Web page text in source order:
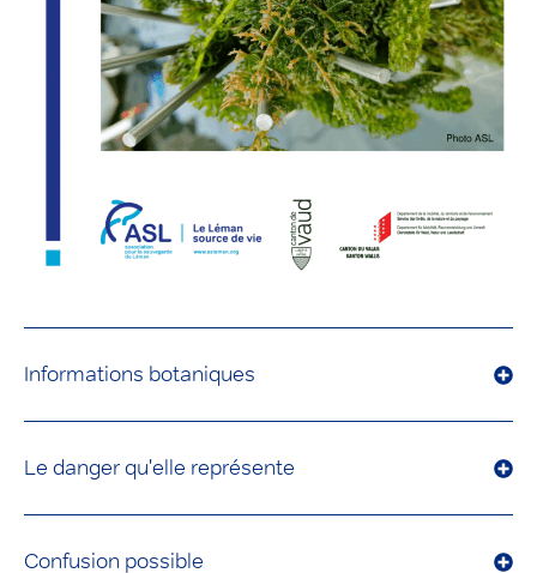
Informations botaniques
Le danger qu'elle représente
Confusion possible